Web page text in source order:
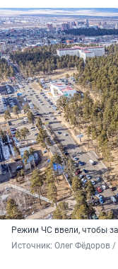
Режим ЧС ввели, чтобы
Источник: Олег Фёдоров /